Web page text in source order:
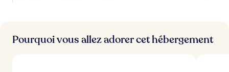
Pourquoi vous allez adorer cet hébergement